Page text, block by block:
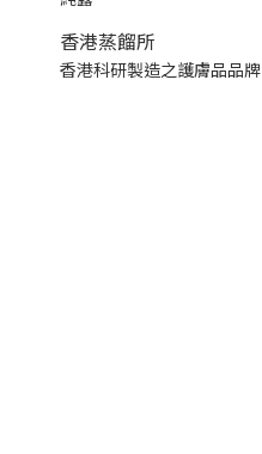
香港蒸餾所
香港科研製造之護膚品品牌